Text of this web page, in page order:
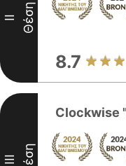
II Θέση
8.7
III Θέση
Clockwise